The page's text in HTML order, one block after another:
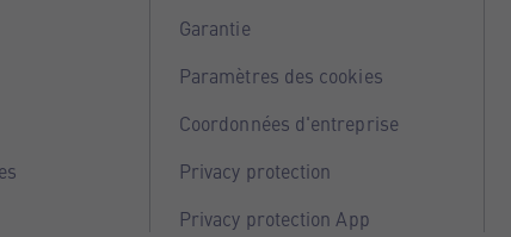
Garantie
Paramètres des cookies
Coordonnées d'entreprise
Privacy protection
Privacy protection App